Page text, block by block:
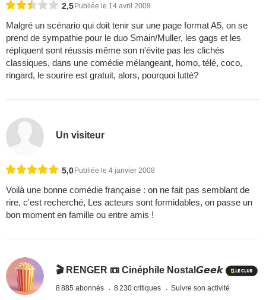
2,5Publiée le 14 avril 2009
Malgré un scénario qui doit tenir sur une page format A5, on se
prend de sympathie pour le duo Smain/Muller, les gags et les
répliquent sont réussis même son n'évite pas les clichés
classiques, dans une comédie mélangeant, homo, télé, coco,
ringard, le sourire est gratuit, alors, pourquoi lutté?
Un visiteur
5,0 Publiée le 4 janvier 2008
Voilà une bonne comédie française : on ne fait pas semblant de
rire, c'est recherché, Les acteurs sont formidables, on passe un
bon moment en famille ou entre amis !
🎬 RENGER 📼 Cinéphile Nostal𝙂𝙚𝙚𝙠
8 885 abonnés 8 230 critiques Suivre son activité